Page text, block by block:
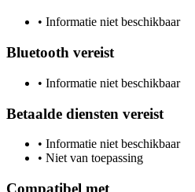
• Informatie niet beschikbaar
Bluetooth vereist
• Informatie niet beschikbaar
Betaalde diensten vereist
• Informatie niet beschikbaar
• Niet van toepassing
Compatibel met